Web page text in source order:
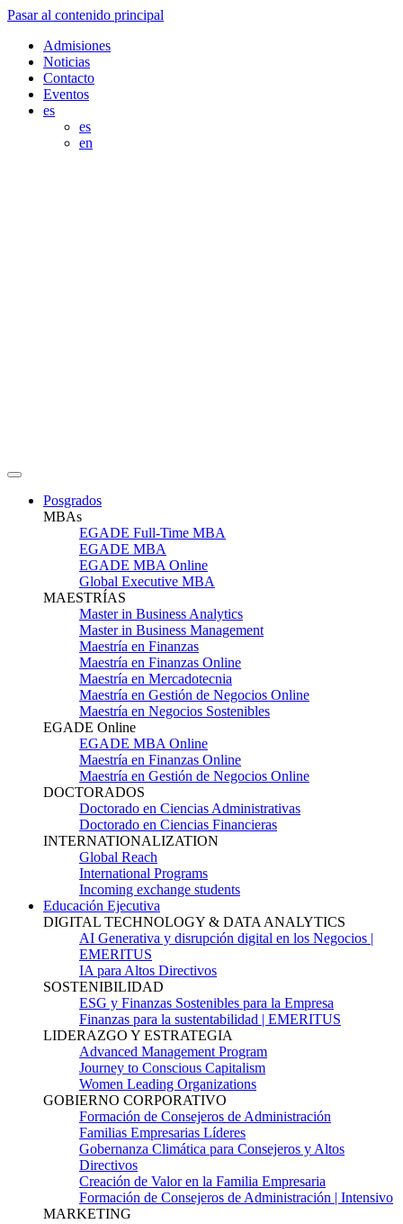
Pasar al contenido principal
Admisiones
Noticias
Contacto
Eventos
es
es
en
Posgrados
MBAs
EGADE Full-Time MBA
EGADE MBA
EGADE MBA Online
Global Executive MBA
MAESTRÍAS
Master in Business Analytics
Master in Business Management
Maestría en Finanzas
Maestría en Finanzas Online
Maestría en Mercadotecnia
Maestría en Gestión de Negocios Online
Maestría en Negocios Sostenibles
EGADE Online
EGADE MBA Online
Maestría en Finanzas Online
Maestría en Gestión de Negocios Online
DOCTORADOS
Doctorado en Ciencias Administrativas
Doctorado en Ciencias Financieras
INTERNATIONALIZATION
Global Reach
International Programs
Incoming exchange students
Educación Ejecutiva
DIGITAL TECHNOLOGY & DATA ANALYTICS
AI Generativa y disrupción digital en los Negocios |
EMERITUS
IA para Altos Directivos
SOSTENIBILIDAD
ESG y Finanzas Sostenibles para la Empresa
Finanzas para la sustentabilidad | EMERITUS
LIDERAZGO Y ESTRATEGIA
Advanced Management Program
Journey to Conscious Capitalism
Women Leading Organizations
GOBIERNO CORPORATIVO
Formación de Consejeros de Administración
Familias Empresarias Líderes
Gobernanza Climática para Consejeros y Altos
Directivos
Creación de Valor en la Familia Empresaria
Formación de Consejeros de Administración | Intensivo
MARKETING